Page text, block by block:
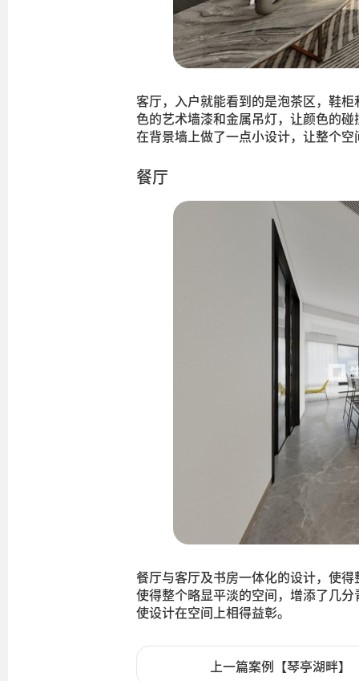
客厅，入户就能看到的是泡茶区，鞋
色的艺术墙漆和金属吊灯，让颜色的
在背景墙上做了一点小设计，让整个空
餐厅
餐厅与客厅及书房一体化的设计，使
使得整个略显平淡的空间，增添了几
使设计在空间上相得益彰。
上一篇案例【琴亭湖畔】